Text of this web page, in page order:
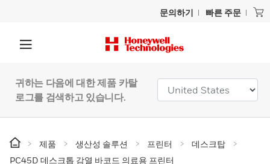
문의하기 빠른 주문
귀하는 다음에 대한 제품 카탈
로그를 검색하고 있습니다.
제품 생산성 솔루션 프린터
데스크탑
PC45D 데스크톱 감열 바코드 의료용 프린터